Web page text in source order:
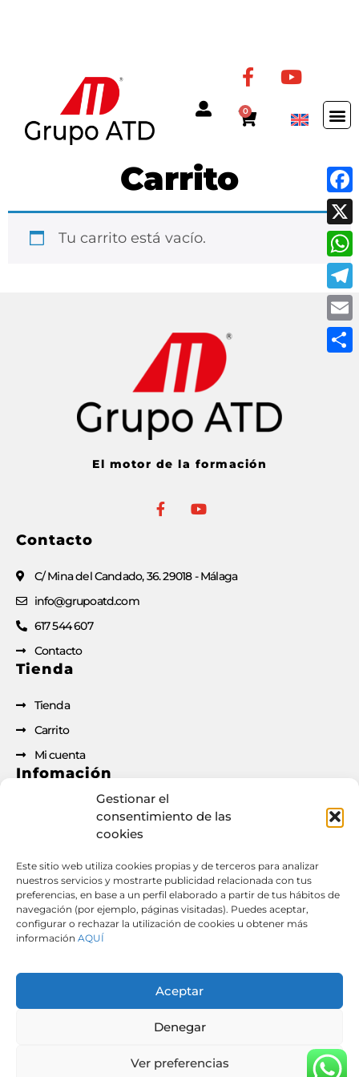
Gestionar el
consentimiento de las
cookies
Este sitio web utiliza cookies propias y de terceros para analizar
nuestros servicios y mostrarte publicidad relacionada con tus
preferencias, en base a un perfil elaborado a partir de tus hábitos de
navegación (por ejemplo, páginas visitadas). Puedes aceptar,
configurar o rechazar la utilización de cookies u obtener más
información AQUÍ
Aceptar
Denegar
Ver preferencias
0
Carrito
Tu carrito está vacío.
El motor de la formación
Contacto
C/ Mina del Candado, 36. 29018 - Málaga
info@grupoatd.com
617 544 607
Contacto
Tienda
Tienda
Carrito
Mi cuenta
Infomación
Política de privacidad
Política de cookies
Condiciones de contratación
Documento de desistimiento
contrato o pedido a través de esta web, puedes
ejercer tu derecho de desistimiento desde aquí.
[Desistir del contrato aquí] [Descargar PDF de
desistimiento
© 2026 ATD Autodiagnosis | Todos los derechos
X